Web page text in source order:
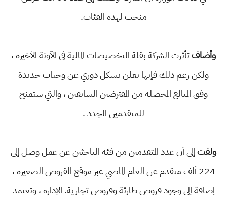
منحت لهذه الفئات.
وأضافتأثرت الشركة بقلة التخصيصات المالية في الآونة الأخيرة ،
ولكن رغم ذلك فإنها تعلن بشكل دوري عن وجبات جديدة
وفق المبالغ المحصلة من المقترضين السابقين ، والتي ستمنح
للمتقدمين الجدد .
ولفتإلى أن عدد المتقدمين من فئة الباحثين عن عمل وصل إلى
224 ألف متقدم عن العام الماضي عبر موقع القروض الصغيرة ،
إضافة إلى وجود قروض طارئة وقروض تجارية. الإدارة ، وتعتمد